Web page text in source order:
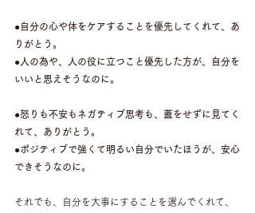
●自分の心や体をケアすることを優先してくれて、あ
りがとう。
●人の為や、人の役に立つこと優先した方が、自分を
いいと思えそうなのに。
●怒りも不安もネガティブ思考も、蓋をせずに見てく
れて、ありがとう。
●ポジティブで強くて明るい自分でいたほうが、安心
できそうなのに。
それでも、自分を大事にすることを選んでくれて、